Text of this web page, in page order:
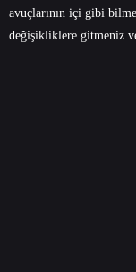
avuçlarının içi gibi
değişikliklere gitmeniz